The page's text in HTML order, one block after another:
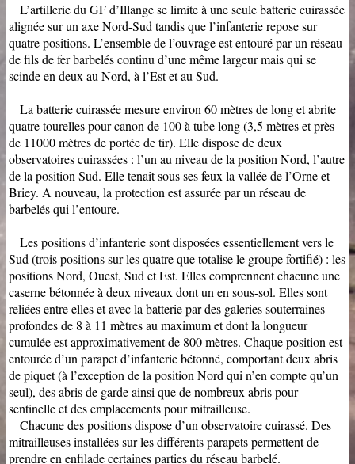
L’artillerie du GF d’Illange se limite à une seule batterie cuirassée
alignée sur un axe Nord-Sud tandis que l’infanterie repose sur
quatre positions. L’ensemble de l’ouvrage est entouré par un réseau
de fils de fer barbelés continu d’une même largeur mais qui se
scinde en deux au Nord, à l’Est et au Sud.
La batterie cuirassée mesure environ 60 mètres de long et abrite
quatre tourelles pour canon de 100 à tube long (3,5 mètres et près
de 11000 mètres de portée de tir). Elle dispose de deux
observatoires cuirassées : l’un au niveau de la position Nord, l’autre
de la position Sud. Elle tenait sous ses feux la vallée de l’Orne et
Briey. A nouveau, la protection est assurée par un réseau de
barbelés qui l’entoure.
Les positions d’infanterie sont disposées essentiellement vers le
Sud (trois positions sur les quatre que totalise le groupe fortifié) : les
positions Nord, Ouest, Sud et Est. Elles comprennent chacune une
caserne bétonnée à deux niveaux dont un en sous-sol. Elles sont
reliées entre elles et avec la batterie par des galeries souterraines
profondes de 8 à 11 mètres au maximum et dont la longueur
cumulée est approximativement de 800 mètres. Chaque position est
entourée d’un parapet d’infanterie bétonné, comportant deux abris
de piquet (à l’exception de la position Nord qui n’en compte qu’un
seul), des abris de garde ainsi que de nombreux abris pour
sentinelle et des emplacements pour mitrailleuse.
Chacune des positions dispose d’un observatoire cuirassé. Des
mitrailleuses installées sur les différents parapets permettent de
prendre en enfilade certaines parties du réseau barbelé.